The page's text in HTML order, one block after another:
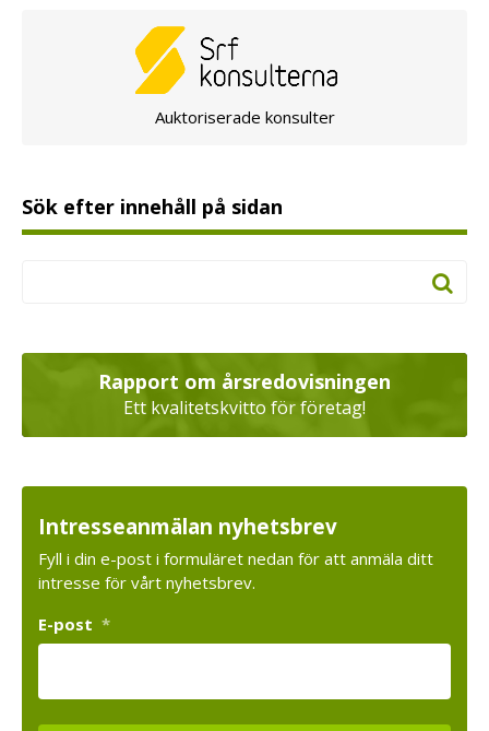
Auktoriserade konsulter
Sök efter innehåll på sidan
Rapport om årsredovisningen
Ett kvalitetskvitto för företag!
Intresseanmälan nyhetsbrev
Fyll i din e-post i formuläret nedan för att anmäla ditt
intresse för vårt nyhetsbrev.
E-post *